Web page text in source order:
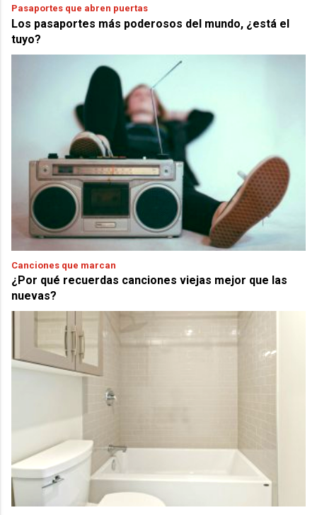
Pasaportes que abren puertas
Los pasaportes más poderosos del mundo, ¿está el
tuyo?
Canciones que marcan
¿Por qué recuerdas canciones viejas mejor que las
nuevas?